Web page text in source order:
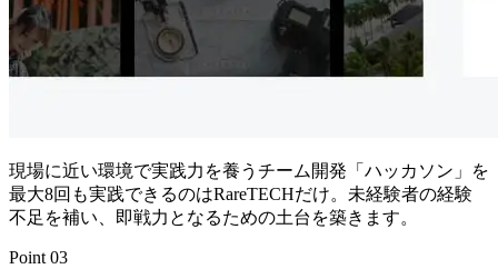
現場に近い環境で実践力を養うチーム開発「ハッカソン」を
最大8回も実践できるのはRareTECHだけ。 未経験者の経験
不足を補い、即戦力となるための土台を築きます。
Point 03